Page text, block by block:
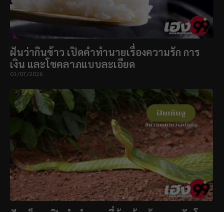
ฝันว่ากินข้าว เปิดคำทำนายเรื่องความรัก การ
เงิน และโชคลาภแบบละเอียด
01/07/2026